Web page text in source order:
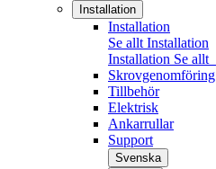
Installation
Installation
Se allt Installation
Installation Se allt
Skrovgenomföring
Tillbehör
Elektrisk
Ankarrullar
Support
Svenska